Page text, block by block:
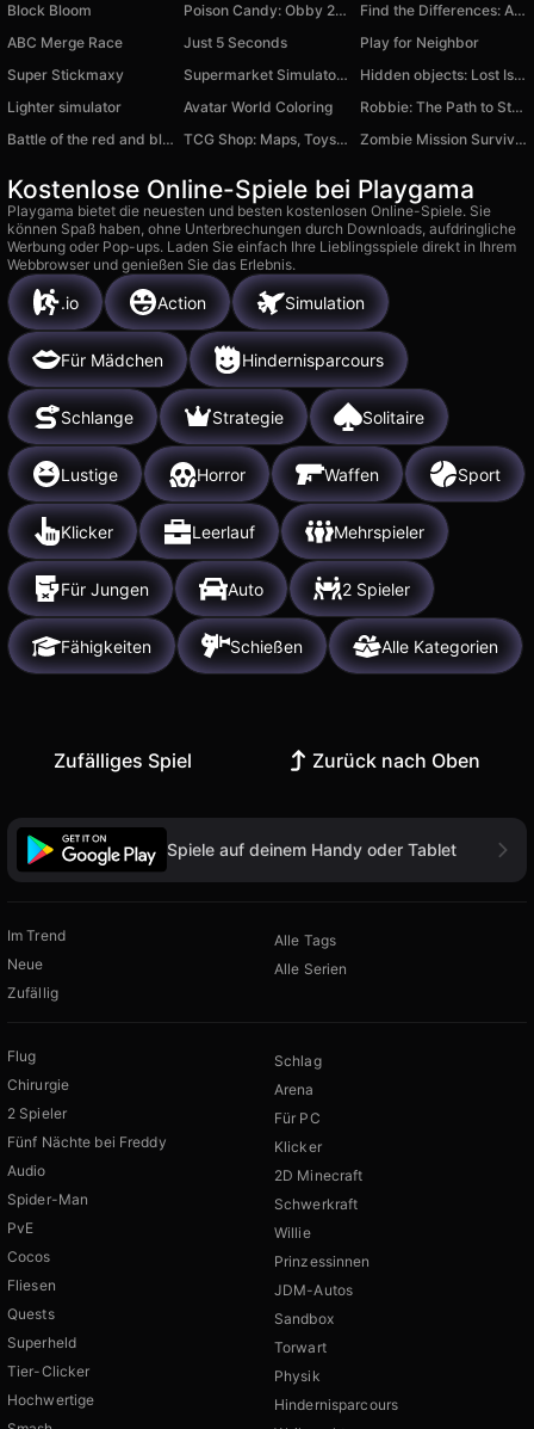
Block Bloom Poison Candy: Obby 2-Player
Find the Differences: A Colourful World
ABC Merge Race
Just 5 Seconds
Play for Neighbor
Super Stickmaxy
Supermarket Simulator: Toy World
Hidden objects: Lost Island 2
Lighter simulator
Avatar World Coloring
Robbie: The Path to Strength
Battle of the red and blue agents
TCG Shop: Maps, Toys and Comics Zombie Mission Survivor
Kostenlose Online-Spiele bei Playgama
Playgama bietet die neuesten und besten kostenlosen Online-Spiele. Sie
können Spaß haben, ohne Unterbrechungen durch Downloads, aufdringliche
Werbung oder Pop-ups. Laden Sie einfach Ihre Lieblingsspiele direkt in Ihrem
Webbrowser und genießen Sie das Erlebnis.
.io Action Simulation
Für Mädchen Hindernisparcours
Schlange Strategie Solitaire
Lustige Horror Waffen Sport
Klicker Leerlauf Mehrspieler
Für Jungen Auto 2 Spieler
Fähigkeiten Schießen Alle Kategorien
Zufälliges Spiel Zurück nach Oben
Spiele auf deinem Handy oder Tablet
Im Trend
Neue
Zufällig
Alle Tags
Alle Serien
Flug
Chirurgie
2 Spieler
Fünf Nächte bei Freddy
Audio
Spider-Man
PvE
Cocos
Fliesen
Quests
Superheld
Tier-Clicker
Hochwertige
Schlag
Arena
Für PC
Klicker
2D Minecraft
Schwerkraft
Willie
Prinzessinnen
JDM-Autos
Sandbox
Torwart
Physik
Hindernisparcours